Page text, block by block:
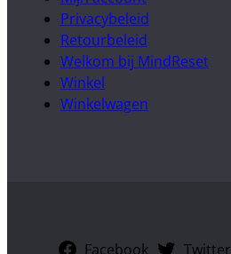
Privacybeleid
Retourbeleid
Welkom bij MindReset
Winkel
Winkelwagen
Facebook Twitter